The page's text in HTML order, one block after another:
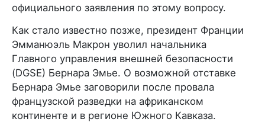
официального заявления по этому вопросу.
Как стало известно позже, президент Франции
Эмманюэль Макрон уволил начальника
Главного управления внешней безопасности
(DGSE) Бернара Эмье. О возможной отставке
Бернара Эмье заговорили после провала
французской разведки на африканском
континенте и в регионе Южного Кавказа.